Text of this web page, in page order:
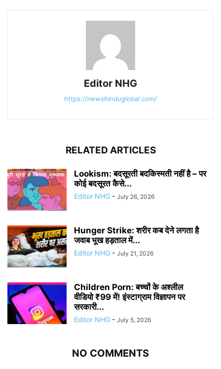
Editor NHG
https://newshinduglobal.com/
RELATED ARTICLES
Lookism: बदसूरती बदकिस्मती नहीं है – पर
कोई बदसूरत कैसे...
Editor NHG - July 26, 2026
Hunger Strike: शरीर कब देने लगता है
जवाब भूख हड़ताल में...
Editor NHG - July 21, 2026
Children Porn: बच्चों के अश्लील
वीडियो ₹99 में! इंस्टाग्राम विज्ञापन पर
सरकारी...
Editor NHG - July 5, 2026
NO COMMENTS